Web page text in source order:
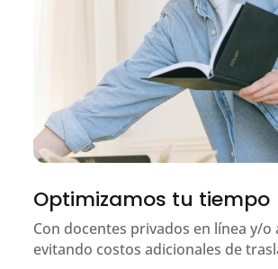
Optimizamos tu tiempo
Con docentes privados en línea y/o
evitando costos adicionales de